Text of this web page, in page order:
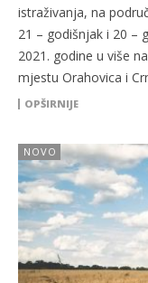
istraživanja, na
21 – godišnjak i 20 –
2021. godine u više
mjestu Orahovica i
OPŠIRNIJE
NOVO